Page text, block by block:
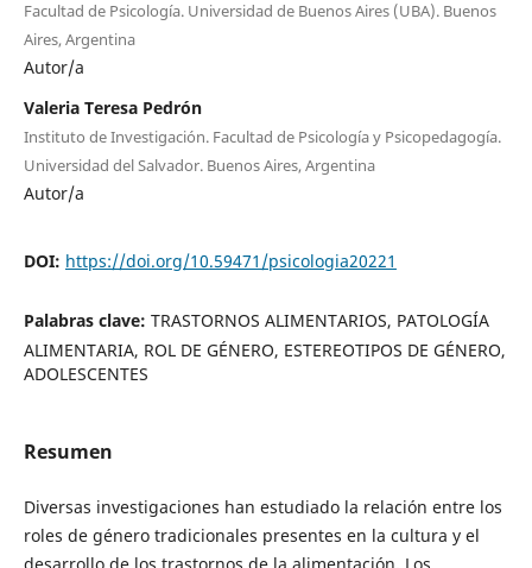
Facultad de Psicología. Universidad de Buenos Aires (UBA). Buenos
Aires, Argentina
Autor/a
Valeria Teresa Pedrón
Instituto de Investigación. Facultad de Psicología y Psicopedagogía.
Universidad del Salvador. Buenos Aires, Argentina
Autor/a
DOI: https://doi.org/10.59471/psicologia20221
Palabras clave: TRASTORNOS ALIMENTARIOS, PATOLOGÍA
ALIMENTARIA, ROL DE GÉNERO, ESTEREOTIPOS DE GÉNERO,
ADOLESCENTES
Resumen
Diversas investigaciones han estudiado la relación entre los
roles de género tradicionales presentes en la cultura y el